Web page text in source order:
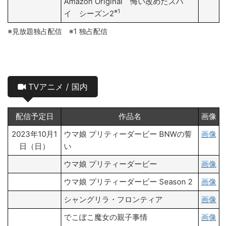
イ シーズン2※1
※見放題独占配信 ※1 独占配信
TVアニメ / 国内
配信予定日 作品名
画像
2023年10月1
日（日）
ウマ娘 プリティーダービー BNWの誓
い
画像
ウマ娘 プリティーダービー
画像
ウマ娘 プリティーダービー Season 2
画像
シャングリラ・フロンティア
画像
でこぼこ魔女の親子事情
画像